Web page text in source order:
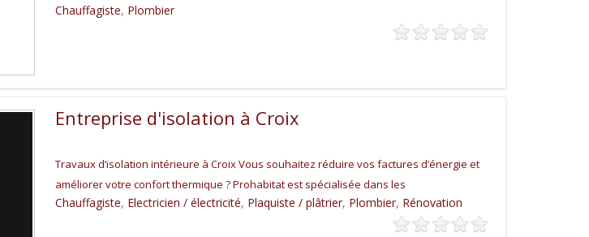
Chauffagiste, Plombier
Entreprise d'isolation à Croix
Travaux d’isolation intérieure à Croix Vous souhaitez réduire vos factures d’énergie et
améliorer votre confort thermique ? Prohabitat est spécialisée dans les
Chauffagiste, Electricien / électricité, Plaquiste / plâtrier, Plombier, Rénovation